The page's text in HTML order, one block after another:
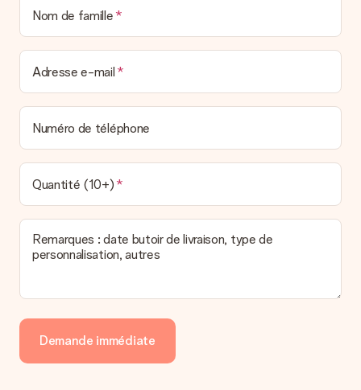
Nom de famille
Adresse e-mail
Numéro de téléphone
Quantité (10+)
Remarques : date butoir de livraison, type de
personnalisation, autres
Demande immédiate